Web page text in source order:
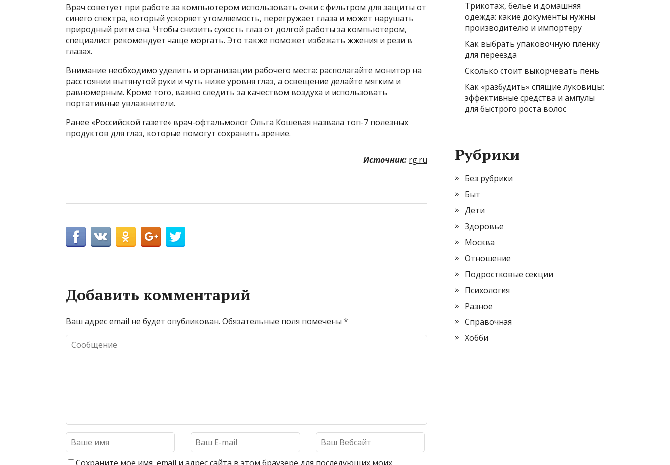
Врач советует при работе за компьютером использовать очки с фильтром для защиты от
синего спектра, который ускоряет утомляемость, перегружает глаза и может нарушать
природный ритм сна. Чтобы снизить сухость глаз от долгой работы за компьютером,
специалист рекомендует чаще моргать. Это также поможет избежать жжения и рези в
глазах.
Внимание необходимо уделить и организации рабочего места: располагайте монитор на
расстоянии вытянутой руки и чуть ниже уровня глаз, а освещение делайте мягким и
равномерным. Кроме того, важно следить за качеством воздуха и использовать
портативные увлажнители.
Ранее «Российской газете» врач-офтальмолог Ольга Кошевая назвала топ-7 полезных
продуктов для глаз, которые помогут сохранить зрение.
Источник: rg.ru
Добавить комментарий
Ваш адрес email не будет опубликован. Обязательные поля помечены *
Сохраните моё имя, email и адрес сайта в этом браузере для последующих моих
Трикотаж, белье и домашняя
одежда: какие документы нужны
производителю и импортеру
Как выбрать упаковочную плёнку
для переезда
Сколько стоит выкорчевать пень
Как «разбудить» спящие луковицы:
эффективные средства и ампулы
для быстрого роста волос
Рубрики
Без рубрики
Быт
Дети
Здоровье
Москва
Отношение
Подростковые секции
Психология
Разное
Справочная
Хобби